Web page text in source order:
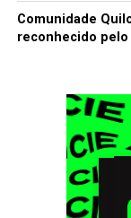
Comunidade
reconhecido pelo